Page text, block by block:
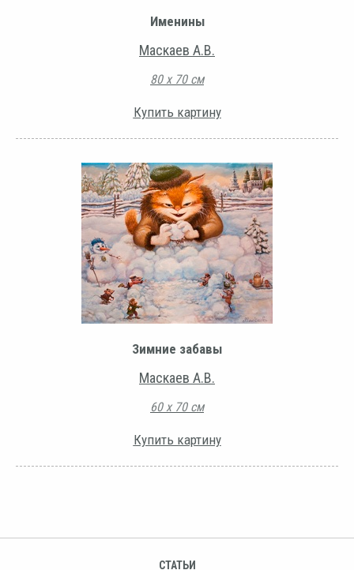
Именины
Маскаев А.В.
80 х 70 см
Купить картину
Зимние забавы
Маскаев А.В.
60 х 70 см
Купить картину
СТАТЬИ